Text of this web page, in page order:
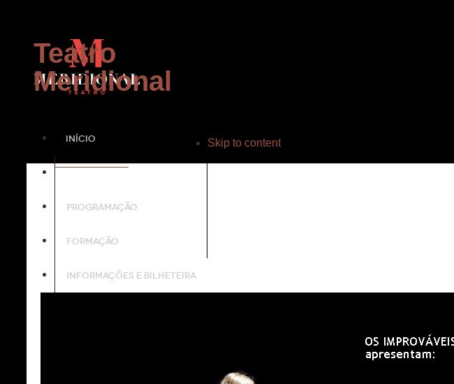
Teatro
Meridional
INÍCIO
PROGRAMAÇÃO
FORMAÇÃO
INFORMAÇÕES E BILHETEIRA
Skip to content